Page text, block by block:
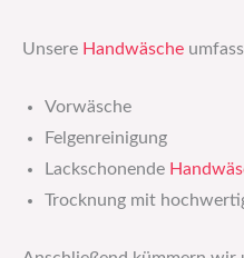
Unsere Handwäsche
Vorwäsche
Felgenreinigung
Lackschonende
Trocknung mit